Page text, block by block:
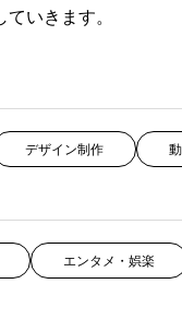
いきます。
デザイン制作
エンタメ・娯楽